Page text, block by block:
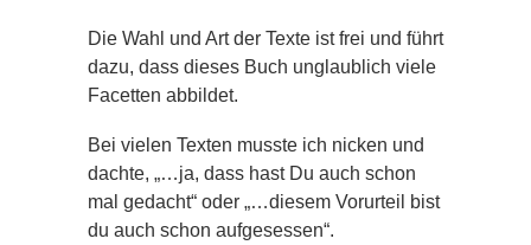
Die Wahl und Art der Texte ist frei und führt
dazu, dass dieses Buch unglaublich viele
Facetten abbildet.
Bei vielen Texten musste ich nicken und
dachte, „…ja, dass hast Du auch schon
mal gedacht“ oder „…diesem Vorurteil bist
du auch schon aufgesessen“.